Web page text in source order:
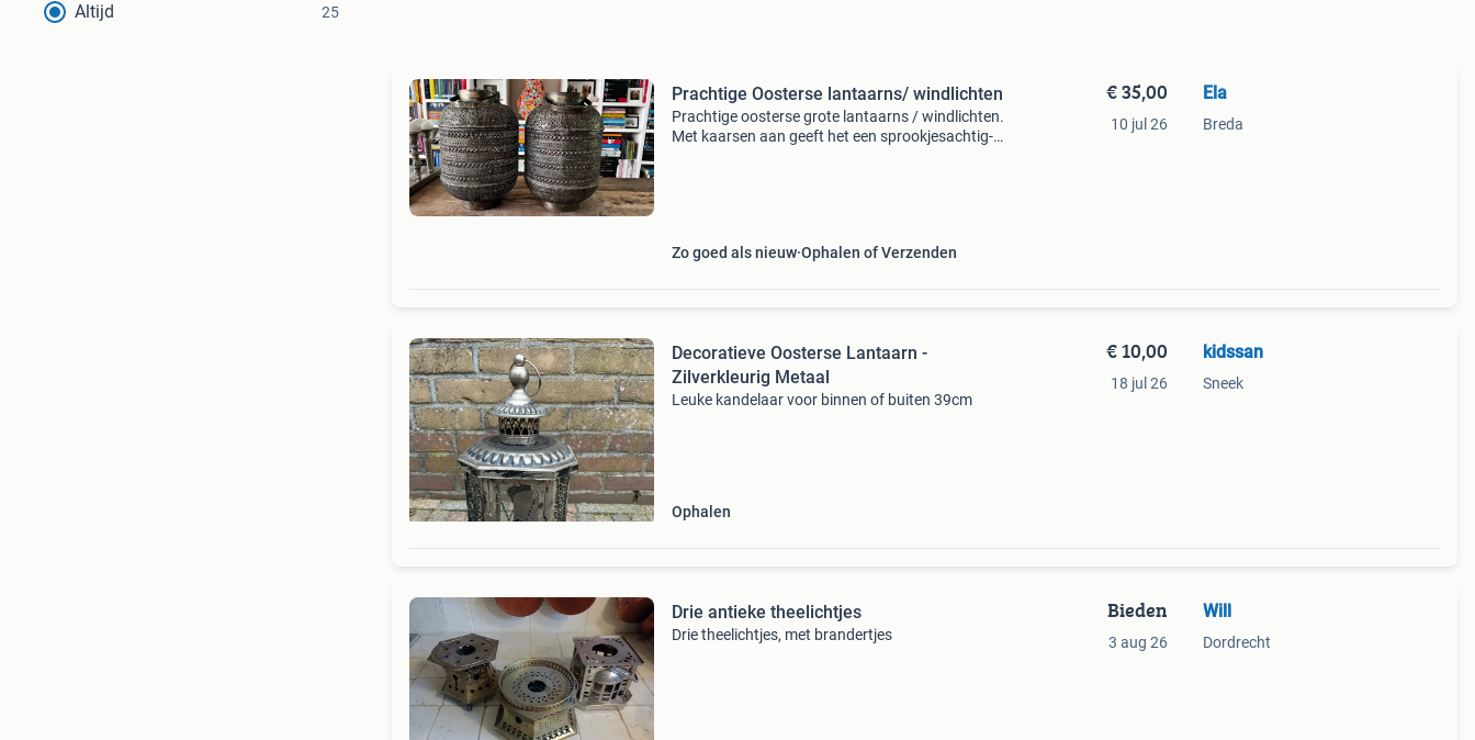
Altijd 25
Prachtige Oosterse lantaarns/ windlichten
Prachtige oosterse grote lantaarns / windlichten.
Met kaarsen aan geeft het een sprookjesachtig-
Zo goed als nieuw Ophalen of Verzenden
€ 35,00
10 jul 26
Ela
Breda
Decoratieve Oosterse Lantaarn -
Zilverkleurig Metaal
Leuke kandelaar voor binnen of buiten 39cm
Ophalen
€ 10,00
18 jul 26
kidssan
Sneek
Drie antieke theelichtjes
Drie theelichtjes, met brandertjes
Bieden
3 aug 26
Will
Dordrecht